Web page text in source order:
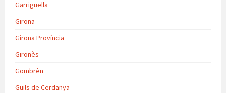
Garriguella
Girona
Girona Província
Gironès
Gombrèn
Guils de Cerdanya